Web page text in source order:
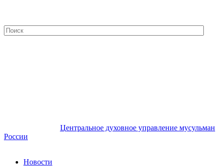
Центральное духовное управление мусульман
России
Новости